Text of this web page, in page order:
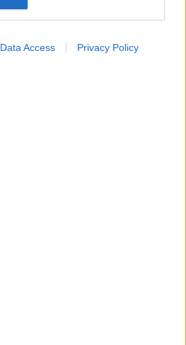
Data Access Privacy Policy
Küldés Messengeren